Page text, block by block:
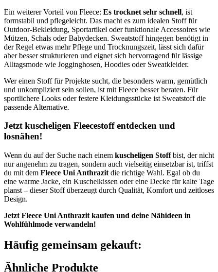
Ein weiterer Vorteil von Fleece: Es trocknet sehr schnell, ist
formstabil und pflegeleicht. Das macht es zum idealen Stoff für
Outdoor-Bekleidung, Sportartikel oder funktionale Accessoires wie
Mützen, Schals oder Babydecken. Sweatstoff hingegen benötigt in
der Regel etwas mehr Pflege und Trocknungszeit, lässt sich dafür
aber besser strukturieren und eignet sich hervorragend für lässige
Alltagsmode wie Jogginghosen, Hoodies oder Sweatkleider.
Wer einen Stoff für Projekte sucht, die besonders warm, gemütlich
und unkompliziert sein sollen, ist mit Fleece besser beraten. Für
sportlichere Looks oder festere Kleidungsstücke ist Sweatstoff die
passende Alternative.
Jetzt kuscheligen Fleecestoff entdecken und
losnähen!
Wenn du auf der Suche nach einem kuscheligen Stoffbist, der nicht
nur angenehm zu tragen, sondern auch vielseitig einsetzbar ist, triffst
du mit dem Fleece Uni Anthrazit die richtige Wahl. Egal ob du
eine warme Jacke, ein Kuschelkissen oder eine Decke für kalte Tage
planst – dieser Stoff überzeugt durch Qualität, Komfort und zeitloses
Design.
Jetzt Fleece Uni Anthrazit kaufen und deine Nähideen in
Wohlfühlmode verwandeln!
Häufig gemeinsam gekauft:
Ähnliche Produkte